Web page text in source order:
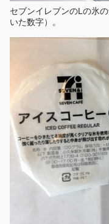
セブンイレブンのLの氷
いた数字）。